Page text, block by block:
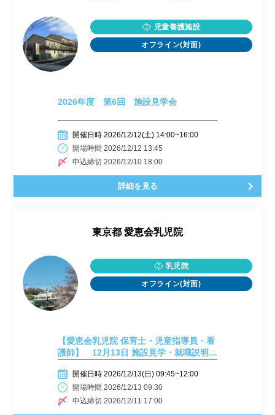
児童養護施設
オフライン(対面)
2026年度 第6回 施設見学会
開催日時 2026/12/12(土) 14:00~16:00
開場時間 2026/12/12 13:45
申込締切 2026/12/10 18:00
詳細を見る
東京都 愛恵会乳児院
乳児院
オフライン(対面)
【愛恵会乳児院 保育士・児童指導員・看
護師】 12月13日 施設見学・就職説明
開催日時 2026/12/13(日) 09:45~12:00
開場時間 2026/12/13 09:30
申込締切 2026/12/11 17:00